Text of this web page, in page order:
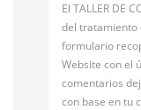
El TALLER DE
del tratamiento
formulario
Website con el
comentarios
con base en tu